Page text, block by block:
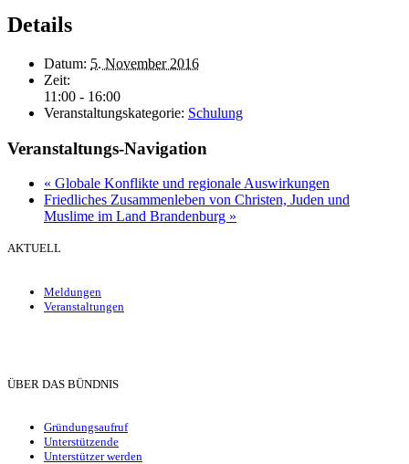
Details
Datum: 5. November 2016
Zeit:
11:00 - 16:00
Veranstaltungskategorie: Schulung
Veranstaltungs-Navigation
« Globale Konflikte und regionale Auswirkungen
Friedliches Zusammenleben von Christen, Juden und
Muslime im Land Brandenburg »
AKTUELL
Meldungen
Veranstaltungen
ÜBER DAS BÜNDNIS
Gründungsaufruf
Unterstützende
Unterstützer werden